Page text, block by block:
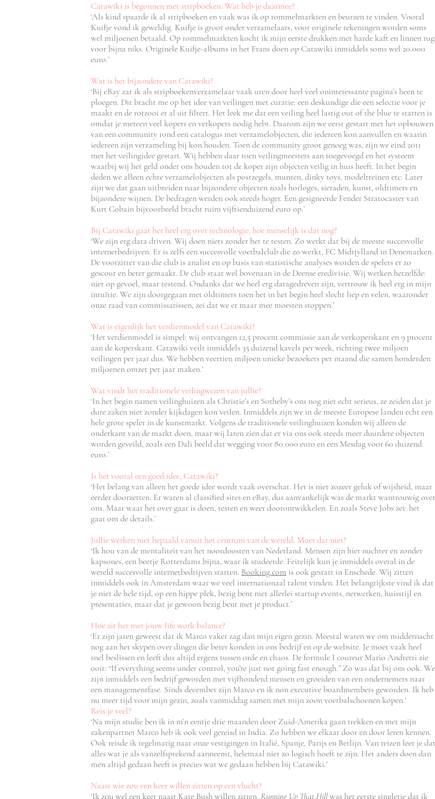
Catawiki is begonnen met stripboeken. Wat heb je daarmee?
‘Als kind spaarde ik al stripboeken en vaak was ik op rommelmarkten en beurzen te vinden. Vooral
Kuifje vond ik geweldig. Kuifje is groot onder verzamelaars, voor originele tekeningen worden soms
wel miljoenen betaald. Op rommelmarkten kocht ik mijn eerste drukken met harde kaft en linnen rug
voor bijna niks. Originele Kuifje-albums in het Frans doen op Catawiki inmiddels soms wel 20.000
euro.’
Wat is het bijzondere van Catawiki?
‘Bij eBay zat ik als stripboekenverzamelaar vaak uren door heel veel oninteressante pagina’s heen te
ploegen. Dit bracht me op het idee van veilingen met curatie: een deskundige die een selectie voor je
maakt en de rotzooi er al uit filtert. Het leek me dat een veiling heel lastig out of the blue te starten is
omdat je meteen veel kopers en verkopers nodig hebt. Daarom zijn we eerst gestart met het opbouwen
van een community rond een catalogus met verzamelobjecten, die iedereen kon aanvullen en waarin
iedereen zijn verzameling bij kon houden. Toen de community groot genoeg was, zijn we eind 2011
met het veilingidee gestart. Wij hebben daar toen veilingmeesters aan toegevoegd en het systeem
waarbij wij het geld onder ons houden tot de koper zijn objecten veilig in huis heeft. In het begin
deden we alleen echte verzamelobjecten als postzegels, munten, dinky toys, modeltreinen etc. Later
zijn we dat gaan uitbreiden naar bijzondere objecten zoals horloges, sieraden, kunst, oldtimers en
bijzondere wijnen. De bedragen werden ook steeds hoger. Een gesigneerde Fender Stratocaster van
Kurt Cobain bijvoorbeeld bracht ruim vijftienduizend euro op.’
Bij Catawiki gaat het heel erg over technologie, hoe menselijk is dat nog?
‘We zijn erg data driven. Wij doen niets zonder het te testen. Zo werkt dat bij de meeste succesvolle
internetbedrijven. Er is zelfs een succesvolle voetbalclub die zo werkt, FC Midtjylland in Denemarken.
De voorzitter van die club is analist en op basis van statistische analyses worden de spelers er zo
gescout en beter gemaakt. De club staat wel bovenaan in de Deense eredivisie. Wij werken hetzelfde:
niet op gevoel, maar testend. Ondanks dat we heel erg datagedreven zijn, vertrouw ik heel erg in mijn
intuïtie. We zijn doorgegaan met oldtimers toen het in het begin heel slecht liep en velen, waaronder
onze raad van commissarissen, zei dat we er maar mee moesten stoppen.’
Wat is eigenlijk het verdienmodel van Catawiki?
‘Het verdienmodel is simpel: wij ontvangen 12,5 procent commissie aan de verkoperskant en 9 procent
aan de koperskant. Catawiki veilt inmiddels 35 duizend kavels per week, richting twee miljoen
veilingen per jaar dus. We hebben veertien miljoen unieke bezoekers per maand die samen honderden
miljoenen omzet per jaar maken.’
Wat vindt het traditionele veilingwezen van jullie?
‘In het begin namen veilinghuizen als Christie’s en Sotheby’s ons nog niet echt serieus, ze zeiden dat je
dure zaken niet zonder kijkdagen kon veilen. Inmiddels zijn we in de meeste Europese landen echt een
hele grote speler in de kunstmarkt. Volgens de traditionele veilinghuizen konden wij alleen de
onderkant van de markt doen, maar wij laten zien dat er via ons ook steeds meer duurdere objecten
worden geveild, zoals een Dali beeld dat wegging voor 80.000 euro en een Mesdag voor 60 duizend
euro.’
Is het vooral een goed idee, Catawiki?
‘Het belang van alleen het goede idee wordt vaak overschat. Het is niet zozeer geluk of wijsheid, maar
eerder doorzetten. Er waren al classified sites en eBay, dus aanvankelijk was de markt wantrouwig over
ons. Maar waar het over gaat is doen, testen en weer doorontwikkelen. En zoals Steve Jobs zei: het
gaat om de details.’
Jullie werken niet bepaald vanuit het centrum van de wereld. Moet dat niet?
‘Ik hou van de mentaliteit van het noordoosten van Nederland. Mensen zijn hier nuchter en zonder
kapsones, een beetje Rotterdams bijna, waar ik studeerde. Feitelijk kun je inmiddels overal in de
wereld succesvolle internetbedrijven starten. Booking.com is ook gestart in Enschede. Wij zitten
inmiddels ook in Amsterdam waar we veel internationaal talent vinden. Het belangrijkste vind ik dat
je niet de hele tijd, op een hippe plek, bezig bent met allerlei startup events, netwerken, huisstijl en
presentaties, maar dat je gewoon bezig bent met je product.’
Hoe zit het met jouw life work balance?
‘Er zijn jaren geweest dat ik Marco vaker zag dan mijn eigen gezin. Meestal waren we om middernacht
nog aan het skypen over dingen die beter konden in ons bedrijf en op de website. Je moet vaak heel
snel beslissen en leeft dus altijd ergens tussen orde en chaos. De formule I coureur Mario Andretti zie
ooit: “If everything seems under control, you're just not going fast enough.” Zo was dat bij ons ook. We
zijn inmiddels een bedrijf geworden met vijfhonderd mensen en groeiden van een ondernemers naar
een managementfase. Sinds december zijn Marco en ik non executive boardmembers geworden. Ik heb
nu meer tijd voor mijn gezin, zoals vanmiddag samen met mijn zoon voetbalschoenen kopen.’
Reis je veel?
‘Na mijn studie ben ik in m’n eentje drie maanden door Zuid-Amerika gaan trekken en met mijn
zakenpartner Marco heb ik ook veel gereisd in India. Zo hebben we elkaar door en door leren kennen.
Ook reisde ik regelmatig naar onze vestigingen in Italië, Spanje, Parijs en Berlijn. Van reizen leer je dat
alles wat je als vanzelfsprekend aanneemt, helemaal niet zo logisch hoeft te zijn. Het anders doen dan
men altijd gedaan heeft is precies wat we gedaan hebben bij Catawiki.’
Naast wie zou een keer willen zitten op een vlucht?
‘Ik zou wel een keer naast Kate Bush willen zitten. Running Up That Hillwas het eerste singletje dat ik